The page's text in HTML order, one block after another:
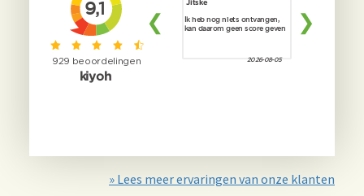
» Lees meer ervaringen van onze klanten